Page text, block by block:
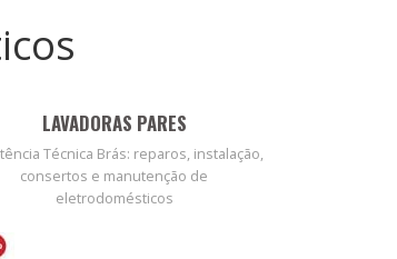
LAVADORAS PARES
Técnica Brás: reparos, instalação,
consertos e manutenção de
eletrodomésticos